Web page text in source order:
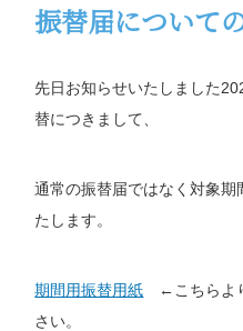
振替届について
先日お知らせいたしました
替につきまして、
通常の振替届ではなく対象
たします。
期間用振替用紙 ←こちらよ
さい。